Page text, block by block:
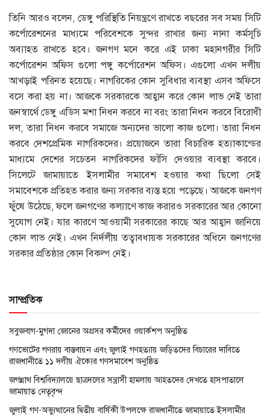
তিনি আরও বলেন, ডেঙ্গু পরিস্থিতি নিয়ন্ত্রণে রাখতে বছরের সব সময় সিটি
কর্পোরেশনের মাধ্যমে পরিবেশকে সুন্দর রাখার জন্য নানা কর্মসূচি
অব্যাহত রাখতে হবে। জনগণ মনে করে এই ঢাকা মহানগরীর সিটি
কর্পোরেশন অফিস গুলো পঙ্গু কর্পোরেশন অফিস। এগুলো এখন দলীয়
আখড়াই পরিনত হয়েছে। নাগরিকের কোন সুবিধার ব্যবস্থা এসব অফিসে
বসে করা হয় না। আজকে সরকারকে আহ্বান করে কোন লাভ নেই তারা
জনস্বার্থে ডেঙ্গু এডিস মশা নিধন করবে না বরং তারা নিধন করবে বিরোধী
দল, তারা নিধন করবে সমাজে অন্যদের ভালো কাজ গুলো। তারা নিধন
করবে দেশপ্রেমিক নাগরিকদের। প্রয়োজনে তারা বিচারিক হত্যাকান্ডের
মাধ্যমে দেশের সচেতন নাগরিকদের ফাঁসি দেওয়ার ব্যবস্থা করবে।
সিলেটে জামায়াতে ইসলামীর সমাবেশ হওয়ার কথা ছিলো সেই
সমাবেশকে প্রতিহত করার জন্য সরকার ব্যস্ত হয়ে পড়েছে। আজকে জনগণ
ফুঁষে উঠেছে, ফলে জনগণের কল্যাণে কাজ করারও সরকারের আর কোনো
সুযোগ নেই। যার কারণে আওয়ামী সরকারের কাছে আর আহ্বান জানিয়ে
কোন লাভ নেই। এখন নির্দলীয় তত্বাবধায়ক সরকারের অধিনে জনগণের
সরকার প্রতিষ্ঠার কোন বিকল্প নেই।
সাম্প্রতিক
সবুজবাগ-মুগদা জোনের অগ্রসর কর্মীদের ওয়ার্কশপ অনুষ্ঠিত
গণভোটের গণরায় বাস্তবায়ন এবং জুলাই গণহত্যায় জড়িতদের বিচারের দাবিতে
রাজধানীতে ১১ দলীয় ঐক্যের গণসমাবেশ অনুষ্ঠিত
জগন্নাথ বিশ্ববিদ্যালয়ে ছাত্রদলের সন্ত্রাসী হামলায় আহতদের দেখতে হাসপাতালে
জামায়াত নেতৃবৃন্দ
জুলাই গণ-অভ্যুত্থানের দ্বিতীয় বার্ষিকী উপলক্ষে রাজধানীতে জামায়াতে ইসলামীর